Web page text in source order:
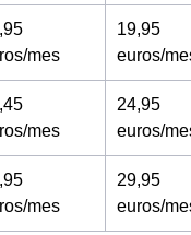
mes
19,95
euros/
mes
24,95
euros/
mes
29,95
euros/